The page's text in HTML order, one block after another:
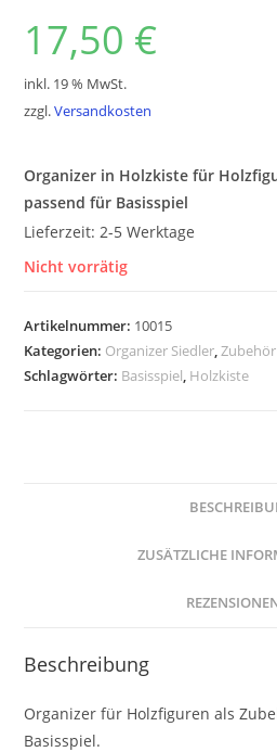
17,50 €
inkl. 19 % MwSt.
zzgl.Versandkosten
Organizer in Holzkiste für
passend für Basisspiel
Lieferzeit: 2-5 Werktage
Nicht vorrätig
Artikelnummer: 10015
Kategorien: Organizer Siedler,Zubehör
Schlagwörter: Basisspiel, Holzkiste
ZUSÄTZLICHE
Beschreibung
Organizer für Holzfiguren als
Basisspiel.